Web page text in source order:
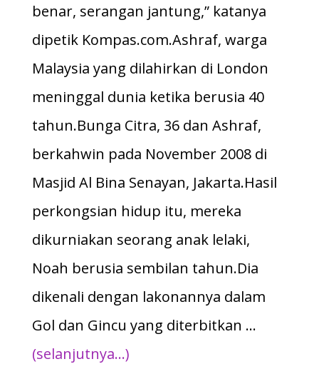
benar, serangan jantung,” katanya
dipetik Kompas.com.Ashraf, warga
Malaysia yang dilahirkan di London
meninggal dunia ketika berusia 40
tahun.Bunga Citra, 36 dan Ashraf,
berkahwin pada November 2008 di
Masjid Al Bina Senayan, Jakarta.Hasil
perkongsian hidup itu, mereka
dikurniakan seorang anak lelaki,
Noah berusia sembilan tahun.Dia
dikenali dengan lakonannya dalam
Gol dan Gincu yang diterbitkan …
(selanjutnya…)